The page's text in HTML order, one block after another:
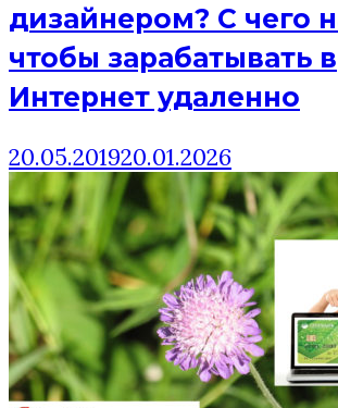
дизайнером? C чего
чтобы зарабатывать в
Интернет удаленно
20.05.201920.01.2026